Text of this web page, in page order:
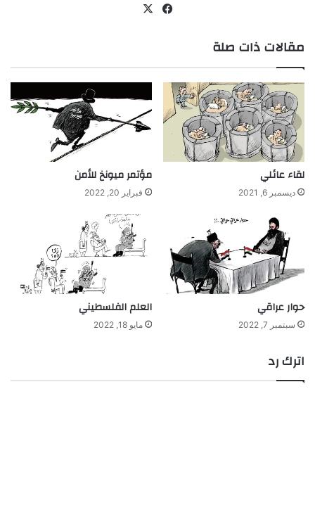
فيسبوك
مقالات ذات صلة
لقاء عائلي
ديسمبر 6, 2021
مؤتمر ميونخ للأمن
فبراير 20, 2022
حوار عراقي
سبتمبر 7, 2022
العلم الفلسطيني
مايو 18, 2022
اترك رد